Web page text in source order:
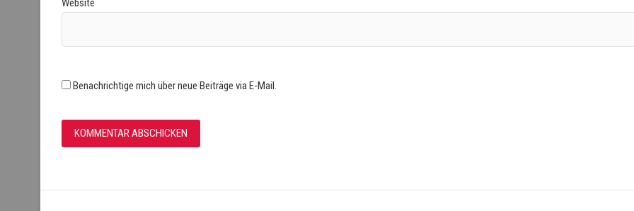
Website
Benachrichtige mich über neue Beiträge via E-Mail.